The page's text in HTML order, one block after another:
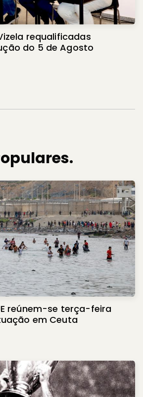
requalificadas
do 5 de Agosto
reúnem-se terça-feira
em Ceuta